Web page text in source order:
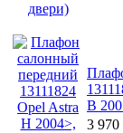
B
3 970